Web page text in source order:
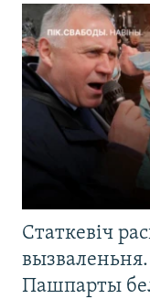
Статкевіч
вызваленьня.
Пашпарты